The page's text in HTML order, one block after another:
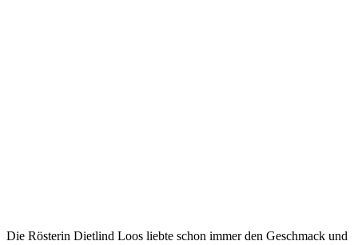
Die Rösterin Dietlind Loos liebte schon immer den Geschmack und